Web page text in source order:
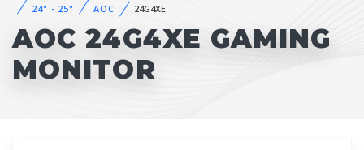
24" - 25"
AOC 24G4XE
AOC 24G4XE GAMING
MONITOR